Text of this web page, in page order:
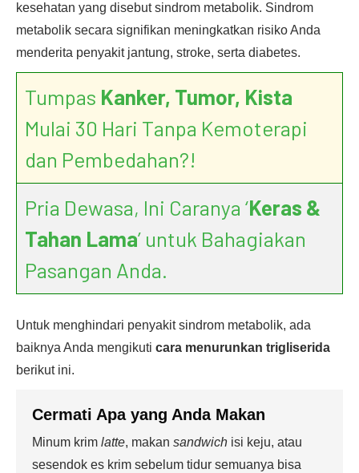
kesehatan yang disebut sindrom metabolik. Sindrom
metabolik secara signifikan meningkatkan risiko Anda
menderita penyakit jantung, stroke, serta diabetes.
Tumpas Kanker, Tumor, Kista
Mulai 30 Hari Tanpa Kemoterapi
dan Pembedahan?!
Pria Dewasa, Ini Caranya ‘Keras &
Tahan Lama’ untuk Bahagiakan
Pasangan Anda.
Untuk menghindari penyakit sindrom metabolik, ada
baiknya Anda mengikuti cara menurunkan trigliserida
berikut ini.
Cermati Apa yang Anda Makan
Minum krim latte, makan sandwich isi keju, atau
sesendok es krim sebelum tidur semuanya bisa